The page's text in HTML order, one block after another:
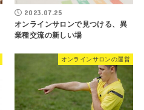
2023.07.25
オンラインサロンで見つける、異
業種交流の新しい場
オンラインサロンの運営